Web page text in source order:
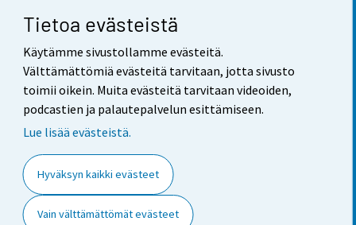
Tietoa evästeistä
Käytämme sivustollamme evästeitä.
Välttämättömiä evästeitä tarvitaan, jotta sivusto
toimii oikein. Muita evästeitä tarvitaan videoiden,
podcastien ja palautepalvelun esittämiseen.
Lue lisää evästeistä.
Hyväksyn kaikki evästeet
Vain välttämättömät evästeet
Yhteystiedot
Palaute
Käyttöehdot
Saavutettavuus
Tietoa sivustosta
Evästeasetukset